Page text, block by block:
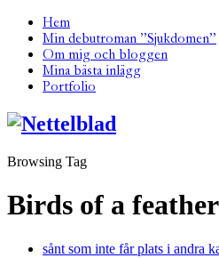
Hem
Min debutroman ”Sjukdomen”
Om mig och bloggen
Mina bästa inlägg
Portfolio
Browsing Tag
Birds of a feather
sånt som inte får plats i andra